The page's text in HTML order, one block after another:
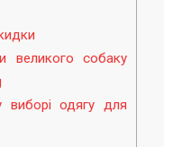
великого собаку
одягу для